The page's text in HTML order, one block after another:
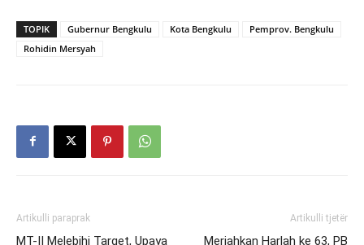
TOPIK Gubernur Bengkulu Kota Bengkulu
Pemprov. Bengkulu
Rohidin Mersyah
Artikulli paraprak
MT-II Melebihi Target, Upaya
Artikulli tjetër
Meriahkan Harlah ke 63, PB